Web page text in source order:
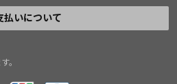
払いについて
。